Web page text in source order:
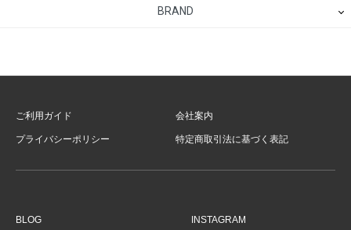
BRAND
ご利用ガイド 会社案内
プライバシーポリシー 特定商取引法に基づく表記
BLOG INSTAGRAM